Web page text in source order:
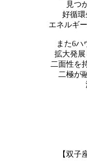
見つ
好循
エネルギ
また6ハ
拡大発
二面性を
二極が
【双子